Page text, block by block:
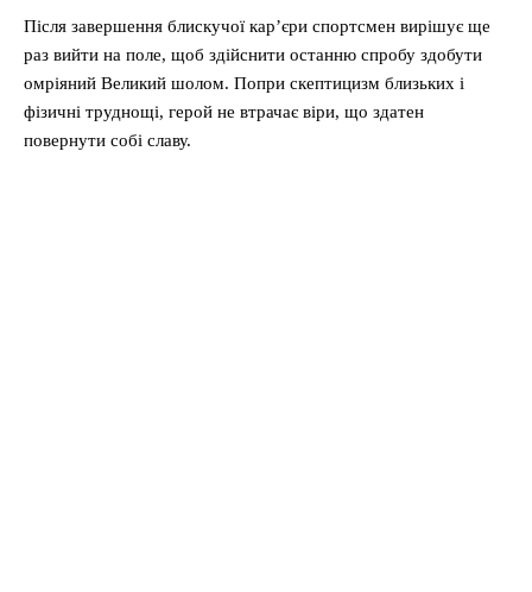
Після завершення блискучої кар’єри спортсмен вирішує ще
раз вийти на поле, щоб здійснити останню спробу здобути
омріяний Великий шолом. Попри скептицизм близьких і
фізичні труднощі, герой не втрачає віри, що здатен
повернути собі славу.